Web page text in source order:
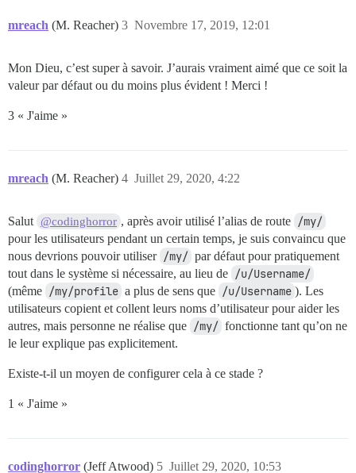
mreach (M. Reacher) Novembre 17, 2019, 12:01
3
Mon Dieu, c’est super à savoir. J’aurais vraiment aimé que ce soit la
valeur par défaut ou du moins plus évident ! Merci !
3 « J'aime »
mreach (M. Reacher) Juillet 29, 2020, 4:22
4
Salut @codinghorror , après avoir utilisé l’alias de route /my/
pour les utilisateurs pendant un certain temps, je suis convaincu que
nous devrions pouvoir utiliser /my/ par défaut pour pratiquement
tout dans le système si nécessaire, au lieu de /u/Username/
(même /my/profile a plus de sens que /u/Username ). Les
utilisateurs copient et collent leurs noms d’utilisateur pour aider les
autres, mais personne ne réalise que /my/ fonctionne tant qu’on ne
le leur explique pas explicitement.
Existe-t-il un moyen de configurer cela à ce stade ?
1 « J'aime »
codinghorror (Jeff Atwood) Juillet 29, 2020, 10:53
5